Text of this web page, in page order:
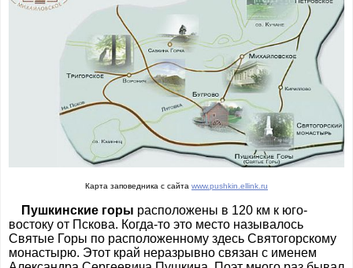
Карта заповедника с сайта www.pushkin.ellink.ru
Пушкинские горы расположены в 120 км к юго-
востоку от Пскова. Когда-то это место называлось
Святые Горы по расположенному здесь Святогорскому
монастырю. Этот край неразрывно связан с именем